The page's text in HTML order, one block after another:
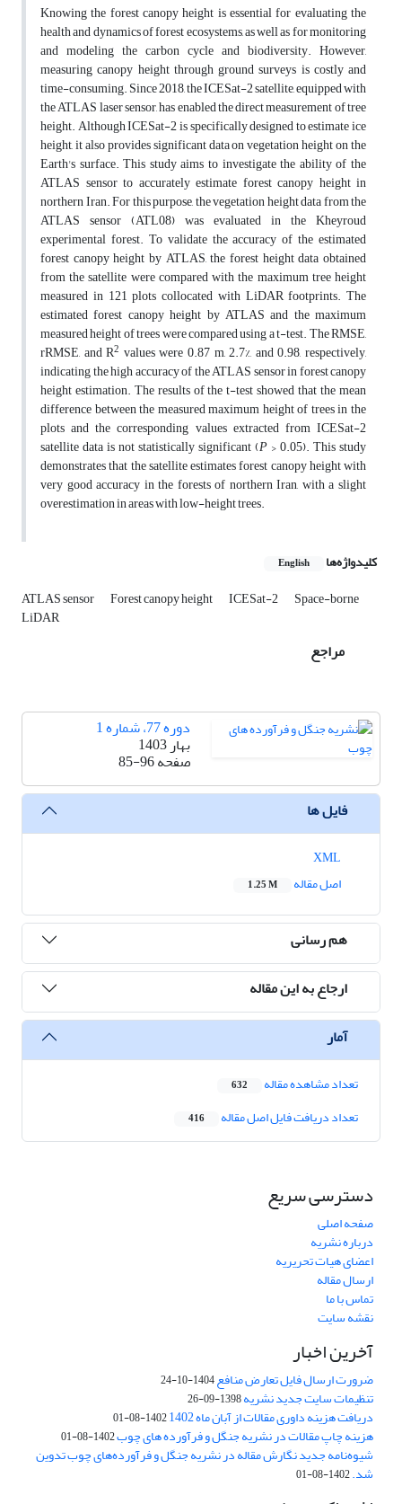
Knowing the forest canopy height is essential for evaluating the
health and dynamics of forest ecosystems, as well as for monitoring
and modeling the carbon cycle and biodiversity. However,
measuring canopy height through ground surveys is costly and
time-consuming. Since 2018, the ICESat-2 satellite, equipped with
the ATLAS laser sensor, has enabled the direct measurement of tree
height. Although ICESat-2 is specifically designed to estimate ice
height, it also provides significant data on vegetation height on the
Earth's surface. This study aims to investigate the ability of the
ATLAS sensor to accurately estimate forest canopy height in
northern Iran. For this purpose, the vegetation height data from the
ATLAS sensor (ATL08) was evaluated in the Kheyroud
experimental forest. To validate the accuracy of the estimated
forest canopy height by ATLAS, the forest height data obtained
from the satellite were compared with the maximum tree height
measured in 121 plots collocated with LiDAR footprints. The
estimated forest canopy height by ATLAS and the maximum
measured height of trees were compared using a t-test. The RMSE,
rRMSE, and R2 values were 0.87 m, 2.7%, and 0.98, respectively,
indicating the high accuracy of the ATLAS sensor in forest canopy
height estimation. The results of the t-test showed that the mean
difference between the measured maximum height of trees in the
plots and the corresponding values extracted from ICESat-2
satellite data is not statistically significant (P> 0.05). This study
demonstrates that the satellite estimates forest canopy height with
very good accuracy in the forests of northern Iran, with a slight
overestimation in areas with low-height trees.
کلیدواژه‌ها English
ATLAS sensor Forest canopy height ICESat-2 Space-borne
LiDAR
مراجع
دوره 77، شماره 1
بهار 1403
صفحه85-96
فایل ها
اصل مقاله
1.25 M
هم رسانی
ارجاع به این مقاله
آمار
تعداد مشاهده مقاله 632
تعداد دریافت فایل اصل مقاله 416
دسترسی سریع
صفحه اصلی
درباره نشریه
اعضای هیات تحریریه
ارسال مقاله
تماس با ما
نقشه سایت
آخرین اخبار
ضرورت ارسال فایل تعارض منافع1404-10-24
تنظیمات سایت جدید نشریه1398-09-26
دریافت هزینه داوری مقالات از آبان ماه 1402 1402-08-01
هزینه چاپ مقالات در نشریه جنگل و فرآورده های چوب1402-08-01
شیوه‌نامه جدید نگارش مقاله در نشریه جنگل و فرآورده‌های چوب تدوین
شد.1402-08-01